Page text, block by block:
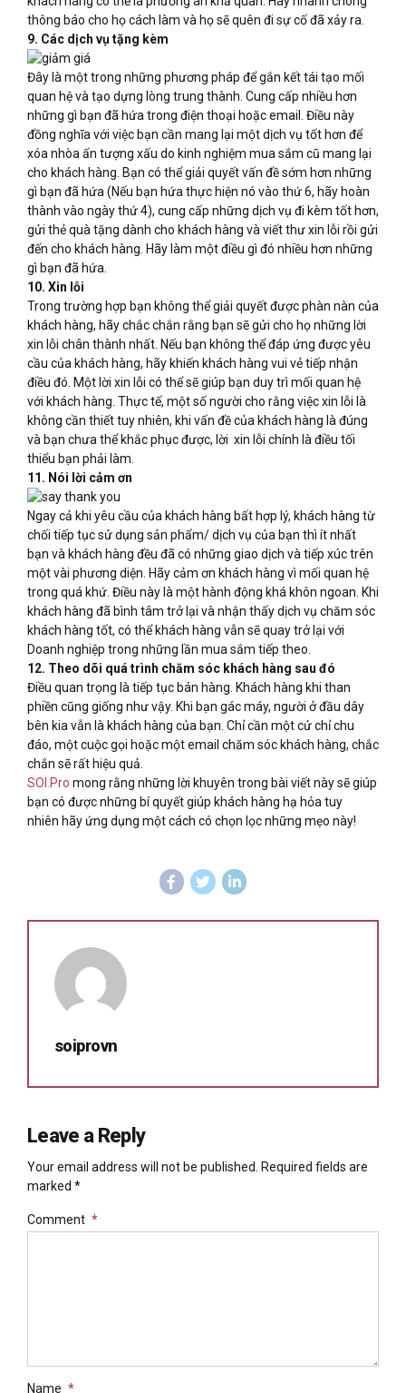
thông báo cho họ cách làm và họ sẽ quên đi sự cố đã xảy ra.
9. Các dịch vụ tặng kèm
Đây là một trong những phương pháp để gắn kết tái tạo mối
quan hệ và tạo dựng lòng trung thành. Cung cấp nhiều hơn
những gì bạn đã hứa trong điện thoại hoặc email. Điều này
đồng nghĩa với việc bạn cần mang lại một dịch vụ tốt hơn để
xóa nhòa ấn tượng xấu do kinh nghiệm mua sắm cũ mang lại
cho khách hàng. Bạn có thể giải quyết vấn đề sớm hơn những
gì bạn đã hứa (Nếu bạn hứa thực hiện nó vào thứ 6, hãy hoàn
thành vào ngày thứ 4), cung cấp những dịch vụ đi kèm tốt hơn,
gửi thẻ quà tặng dành cho khách hàng và viết thư xin lỗi rồi gửi
đến cho khách hàng. Hãy làm một điều gì đó nhiều hơn những
gì bạn đã hứa.
10. Xin lỗi
Trong trường hợp bạn không thể giải quyết được phàn nàn của
khách hàng, hãy chắc chắn rằng bạn sẽ gửi cho họ những lời
xin lỗi chân thành nhất. Nếu bạn không thể đáp ứng được yêu
cầu của khách hàng, hãy khiến khách hàng vui vẻ tiếp nhận
điều đó. Một lời xin lỗi có thể sẽ giúp bạn duy trì mối quan hệ
với khách hàng. Thực tế, một số người cho rằng việc xin lỗi là
không cần thiết tuy nhiên, khi vấn đề của khách hàng là đúng
và bạn chưa thể khắc phục được, lời xin lỗi chính là điều tối
thiểu bạn phải làm.
11. Nói lời cảm ơn
Ngay cả khi yêu cầu của khách hàng bất hợp lý, khách hàng từ
chối tiếp tục sử dụng sản phẩm/ dịch vụ của bạn thì ít nhất
bạn và khách hàng đều đã có những giao dịch và tiếp xúc trên
một vài phương diện. Hãy cảm ơn khách hàng vì mối quan hệ
trong quá khứ. Điều này là một hành động khá khôn ngoan. Khi
khách hàng đã bình tâm trở lại và nhận thấy dịch vụ chăm sóc
khách hàng tốt, có thể khách hàng vẫn sẽ quay trở lại với
Doanh nghiệp trong những lần mua sắm tiếp theo.
12. Theo dõi quá trình chăm sóc khách hàng sau đó
Điều quan trọng là tiếp tục bán hàng. Khách hàng khi than
phiền cũng giống như vậy. Khi bạn gác máy, người ở đầu dây
bên kia vẫn là khách hàng của bạn. Chỉ cần một cử chỉ chu
đáo, một cuộc gọi hoặc một email chăm sóc khách hàng, chắc
chắn sẽ rất hiệu quả.
SOI.Pro mong rằng những lời khuyên trong bài viết này sẽ giúp
bạn có được những bí quyết giúp khách hàng hạ hỏa tuy
nhiên hãy ứng dụng một cách có chọn lọc những mẹo này!
soiprovn
Leave a Reply
Your email address will not be published. Required fields are
marked *
Comment *
Name *